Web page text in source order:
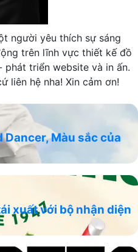
người yêu thích sự sáng
trên lĩnh vực thiết kế đồ
triển website và in ấn.
liên hệ nha! Xin cảm ơn!
Dancer, Màu sắc của
xuất với bộ nhận diện